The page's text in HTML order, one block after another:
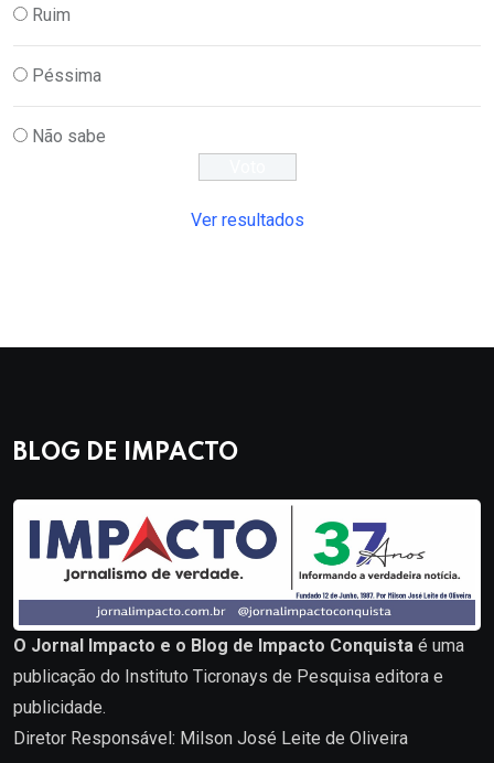
Ruim
Péssima
Não sabe
Ver resultados
BLOG DE IMPACTO
O Jornal Impacto e o Blog de Impacto Conquista é uma
publicação do Instituto Ticronays de Pesquisa editora e
publicidade.
Diretor Responsável: Milson José Leite de Oliveira